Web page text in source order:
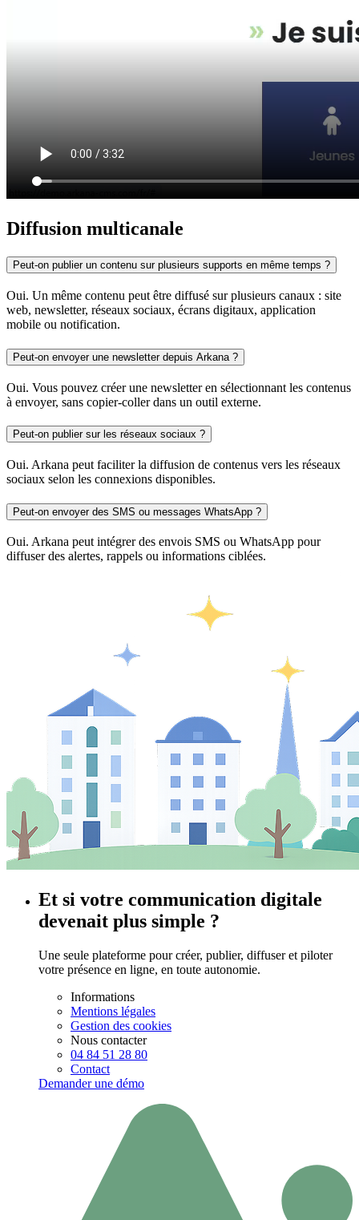
Diffusion multicanale
Peut-on publier un contenu sur plusieurs supports en même temps ?
Oui. Un même contenu peut être diffusé sur plusieurs canaux : site
web, newsletter, réseaux sociaux, écrans digitaux, application
mobile ou notification.
Peut-on envoyer une newsletter depuis Arkana ?
Oui. Vous pouvez créer une newsletter en sélectionnant les contenus
à envoyer, sans copier-coller dans un outil externe.
Peut-on publier sur les réseaux sociaux ?
Oui. Arkana peut faciliter la diffusion de contenus vers les réseaux
sociaux selon les connexions disponibles.
Peut-on envoyer des SMS ou messages WhatsApp ?
Oui. Arkana peut intégrer des envois SMS ou WhatsApp pour
diffuser des alertes, rappels ou informations ciblées.
Et si votre communication digitale
devenait plus simple ?
Une seule plateforme pour créer, publier, diffuser et piloter
votre présence en ligne, en toute autonomie.
Informations
Mentions légales
Gestion des cookies
Nous contacter
04 84 51 28 80
Contact
Demander une démo